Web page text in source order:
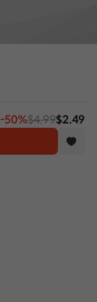
-50%$4.99$2.49